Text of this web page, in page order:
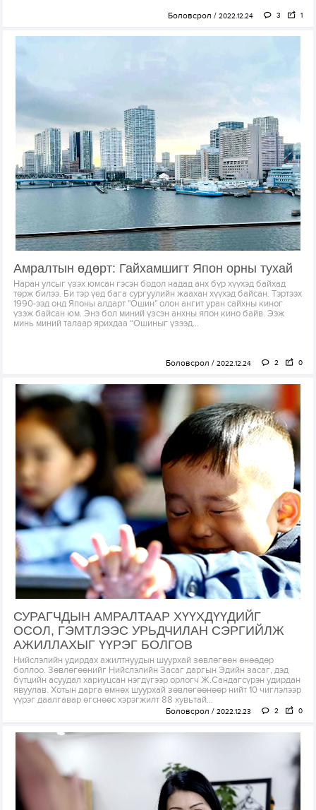
Боловсрол 2022.12.24 3 1
Амралтын өдөрт: Гайхамшигт Япон орны тухай
Наран улсыг үзэх юмсан гэсэн бодол надад анх бүр хүүхэд байхад
төрж билээ. Би тэр үед бага сургуулийн жаахан хүүхэд байсан. Тэртээх
1990-ээд онд Японы алдарт "Ошин" олон ангит уран сайхны киног
үзэж байсан юм. Энэ бол миний үзсэн анхны япон кино байв. Ээж
минь миний талаар ярихдаа “Ошиныг үзээд...
Боловсрол 2022.12.24 2 0
СУРАГЧДЫН АМРАЛТААР ХҮҮХДҮҮДИЙГ
ОСОЛ, ГЭМТЛЭЭС УРЬДЧИЛАН СЭРГИЙЛЖ
АЖИЛЛАХЫГ ҮҮРЭГ БОЛГОВ
Нийслэлийн удирдах ажилтнуудын шуурхай зөвлөгөөн өнөөдөр
боллоо. Зөвлөгөөнийг Нийслэлийн Засаг даргын Эдийн засаг, дэд
бүтцийн асуудал хариуцсан нэгдүгээр орлогч Ж.Сандагсүрэн удирдан
явуулав. Хотын дарга өмнөх шуурхай зөвлөгөөнөөр нийт 10 чиглэлээр
үүрэг даалгавар өгснөөс хэрэгжилт 88 хувьтай...
Боловсрол 2022.12.23 2 0